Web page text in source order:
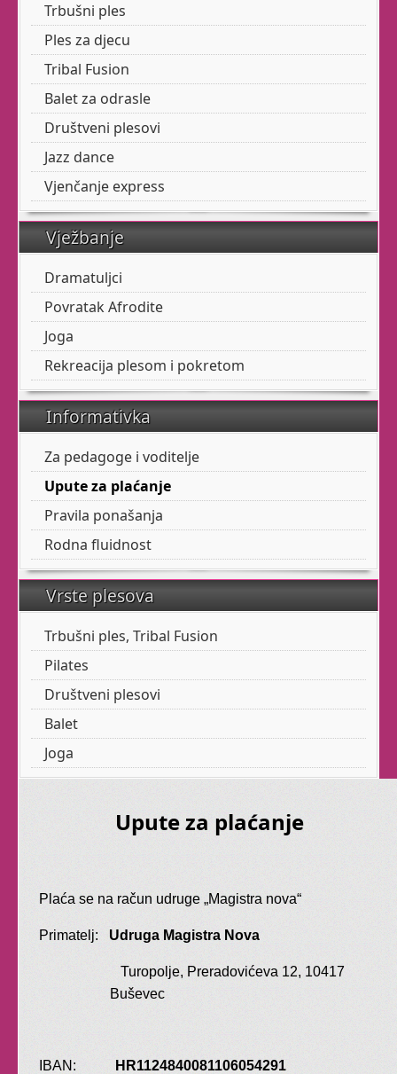
Smijeteli vi uopće
želju?
Kako ćedrugireagirati?
Provjerite ovdje
SEZONA 2025. -
uvijek za vas.
Trbušni ples za seniorke.
Tribal fusion.
svakoga, i svatko ga
treba.
i mišiće. Učinite svoj
torzo fleksibilnim.
Masirajte svoju utrobu
uz finu glazbu.
naprednu grupu.
Trbušni ples
Ples za djecu
Tribal Fusion
Balet za odrasle
Društveni plesovi
Jazz dance
Vjenčanje express
Vježbanje
Dramatuljci
Povratak Afrodite
Joga
Rekreacija plesom i pokretom
Informativka
Za pedagoge i voditelje
Upute za plaćanje
Pravila ponašanja
Rodna fluidnost
Vrste plesova
Trbušni ples, Tribal Fusion
Pilates
Društveni plesovi
Balet
Joga
Upute za plaćanje
Plaća se na račun udruge „Magistra nova“
Primatelj: Udruga Magistra Nova
Turopolje, Preradovićeva 12, 10417
Buševec
IBAN: HR1124840081106054291